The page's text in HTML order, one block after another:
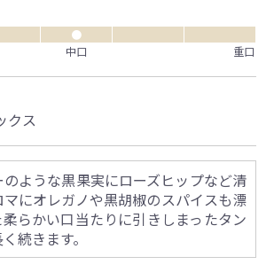
●
中口 重口
クス
ような黒果実にローズヒップなど清
にオレガノや黒胡椒のスパイスも漂
らかい口当たりに引きしまったタン
続きます。